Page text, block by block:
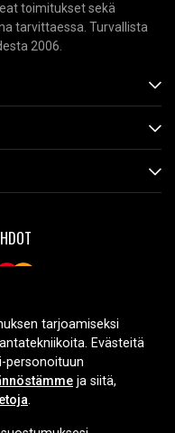
toimitukset sekä
tarvittaessa. Turvallista
2006.
tarjoamiseksi
Evästeitä
personoituun
ja siitä,
.